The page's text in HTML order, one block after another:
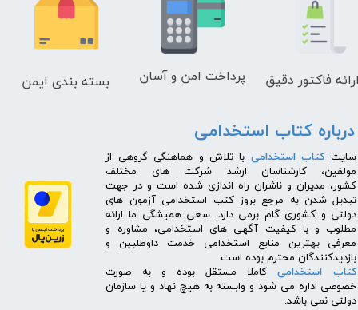
بسته بندی ایمن فاکتور دقیق پرداخت امن و آسان
درباره کتاب استخدامی
​سایت کتاب استخدامی با تلاش و هماهنگی گروهی از
مولفین، کارشناسان ارشد شرکت های مختلف
کشور، مدیران و ناشران راه اندازی شده است و در جهت
تبدیل شدن به مرجع بروز کتب استخدامی آزمون های
دولتی و کشوری گام برمی دارد. سعی همیشگی ما ارائه
مطلوب و با کیفیت آگهی های استخدامی، مشاوره و
معرفی بهترین منابع استخدامی خدمت داوطلبین و
بازدیدکنندگان محترم بوده است.
کتاب استخدامیکاملا مستقل بوده و به صورت
خصوصی اداره می شود و وابسته به هیچ نهاد و یا سازمان
دولتی نمی باشد.